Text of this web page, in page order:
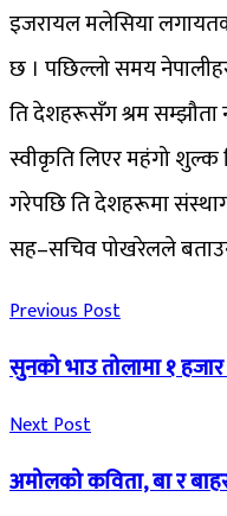
इजरायल मलेसिया
छ । पछिल्लो समय
ति देशहरूसँग श्रम सम्झौता
स्वीकृति लिएर महंगो शुल्क
गरेपछि ति देशहरूमा
सह–सचिव पोखरेलले
Previous Post
सुनको भाउ तोलामा १
Next Post
अमोलको कविता, बा र